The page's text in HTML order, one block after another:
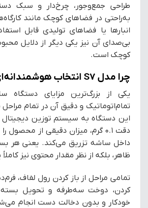
طراحی جمع‌وجور، چرخ‌دار و سبک
به‌راحتی در فضاهای کوچک مانند
انبارها یا فضاهای تولیدی قابل
بی‌صدای آن نیز یکی دیگر از دلایل
کوچک است.
چرا مدل S7 انتخاب هوشمندانه‌ای است؟
تمام‌اتوماتیک و دقیق آن در تمام
این دستگاه به سیستم توزین
دقت ۰.۱ گرم، میزان دقیقی از محصول
داخل ساشه تزریق می‌کند. یعنی هر
ظاهر، بلکه از نظر مقدار محتوی نیز
تمامی مراحل از باز کردن رول لفاف،
کردن، دوخت سه‌طرفه و تحویل
خودکار و بدون دخالت دست انجام